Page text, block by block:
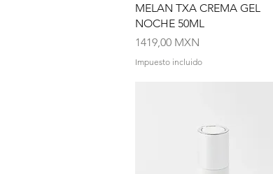
Vista rápida
MELAN TXA CREMA GEL
NOCHE 50ML
Precio
1419,00 MXN
Impuesto incluido